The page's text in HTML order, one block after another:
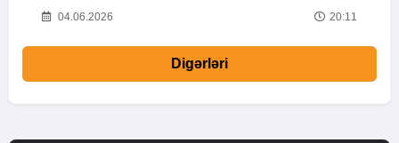
04.06.2026 20:11
Digərləri